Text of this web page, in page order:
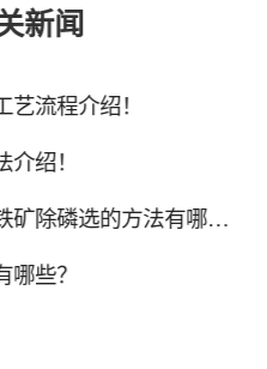
新闻
流程介绍！
绍！
除磷选的方法有哪些？
些？